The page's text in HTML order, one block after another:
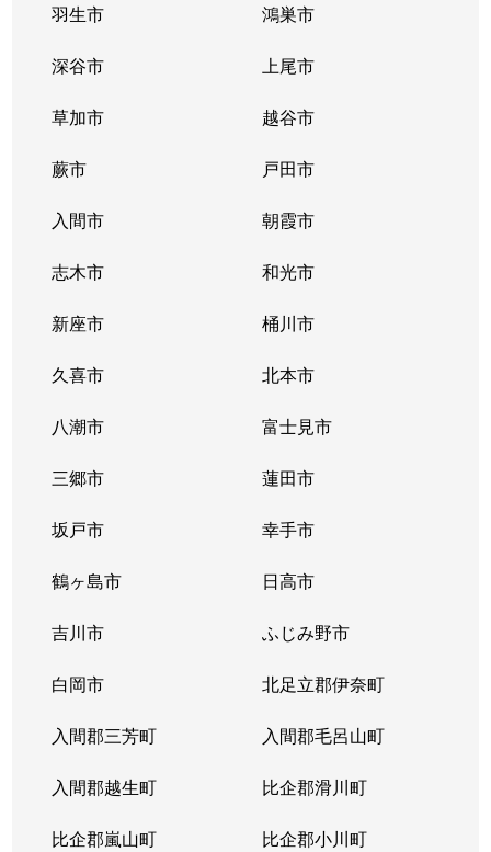
羽生市 鴻巣市
深谷市 上尾市
草加市 越谷市
蕨市 戸田市
入間市 朝霞市
志木市 和光市
新座市 桶川市
久喜市 北本市
八潮市 富士見市
三郷市 蓮田市
坂戸市 幸手市
鶴ヶ島市 日高市
吉川市 ふじみ野市
白岡市 北足立郡伊奈町
入間郡三芳町 入間郡毛呂山町
入間郡越生町 比企郡滑川町
比企郡嵐山町 比企郡小川町